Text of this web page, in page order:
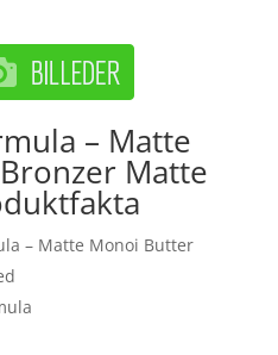
– Matte
Matte
– Matte Monoi Butter